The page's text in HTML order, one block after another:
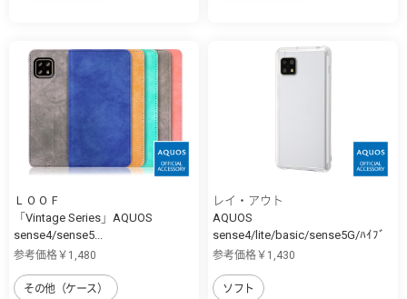
ＬＯＯＦ
「Vintage Series」AQUOS
sense4/sense5...
参考価格￥1,480
その他（ケース）
レイ・アウト
AQUOS
sense4/lite/basic/sense5G/ﾊｲﾌﾞ
ﾘ...
参考価格￥1,430
ソフト